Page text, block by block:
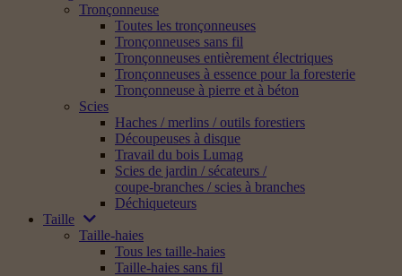
Tronçonneuse
Toutes les tronçonneuses
Tronçonneuses sans fil
Tronçonneuses entièrement électriques
Tronçonneuses à essence pour la foresterie
Tronçonneuse à pierre et à béton
Scies
Haches / merlins / outils forestiers
Découpeuses à disque
Travail du bois Lumag
Scies de jardin / sécateurs /
coupe-branches / scies à branches
Déchiqueteurs
Taille
Taille-haies
Tous les taille-haies
Taille-haies sans fil